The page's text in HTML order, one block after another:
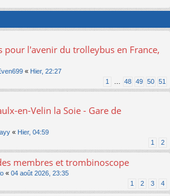
pour l'avenir du trolleybus en France,
« Hier, 22:27
1 48 49 50 51
en-Velin la Soie - Gare de
« Hier, 04:59
1 2
membres et trombinoscope
« 04 août 2026, 23:35
1 2 3 4